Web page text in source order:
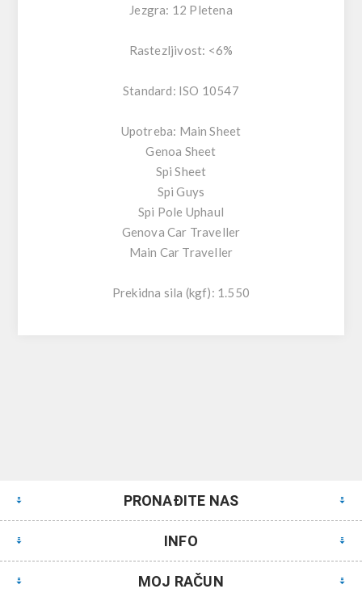
Jezgra: 12 Pletena
Rastezljivost: <6%
Standard: ISO 10547
Upotreba: Main Sheet
Genoa Sheet
Spi Sheet
Spi Guys
Spi Pole Uphaul
Genova Car Traveller
Main Car Traveller
Prekidna sila (kgf): 1.550
PRONAĐITE NAS
INFO
MOJ RAČUN